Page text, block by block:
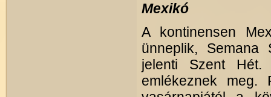
Mexikó
A kontinensen
ünneplik, Semana
jelenti Szent Hét.
emlékeznek